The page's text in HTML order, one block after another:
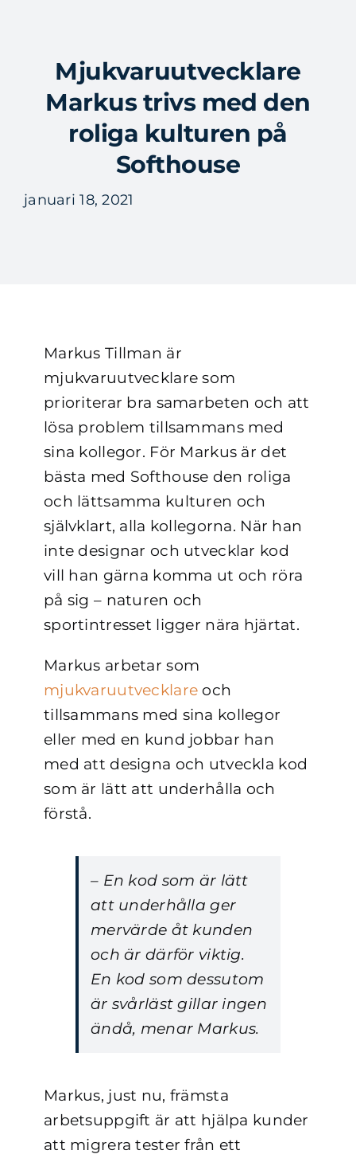
innehålletMjukvaruutvecklare
Markus trivs med den
roliga kulturen på
Softhouse
januari 18, 2021
Markus Tillman är
mjukvaruutvecklare som
prioriterar bra samarbeten och att
lösa problem tillsammans med
sina kollegor. För Markus är det
bästa med Softhouse den roliga
och lättsamma kulturen och
självklart, alla kollegorna. När han
inte designar och utvecklar kod
vill han gärna komma ut och röra
på sig – naturen och
sportintresset ligger nära hjärtat.
Markus arbetar som
mjukvaruutvecklare och
tillsammans med sina kollegor
eller med en kund jobbar han
med att designa och utveckla kod
som är lätt att underhålla och
förstå.
– En kod som är lätt
att underhålla ger
mervärde åt kunden
och är därför viktig.
En kod som dessutom
är svårläst gillar ingen
ändå, menar Markus.
Markus, just nu, främsta
arbetsuppgift är att hjälpa kunder
att migrera tester från ett